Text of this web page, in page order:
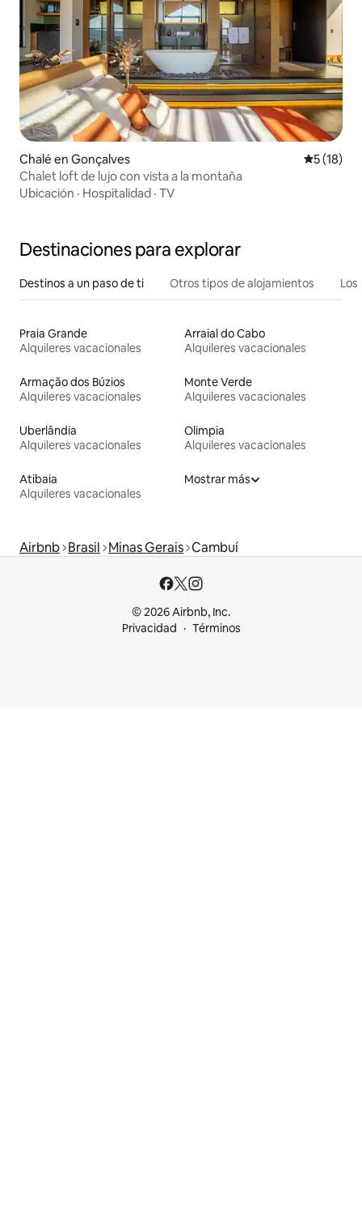
Chalé en Gonçalves
5 (18)
Chalet loft de lujo con vista a la montaña
Ubicación · Hospitalidad · TV
Destinaciones para explorar
Destinos a un paso de ti Otros tipos de alojamientos
Praia Grande
Alquileres vacacionales
Arraial do Cabo
Alquileres vacacionales
Armação dos Búzios
Alquileres vacacionales
Monte Verde
Alquileres vacacionales
Uberlândia
Alquileres vacacionales
Olimpia
Alquileres vacacionales
Atibaia
Alquileres vacacionales
Mostrar más
Airbnb Brasil Minas Gerais Cambuí
© 2026 Airbnb, Inc.
Privacidad
Términos